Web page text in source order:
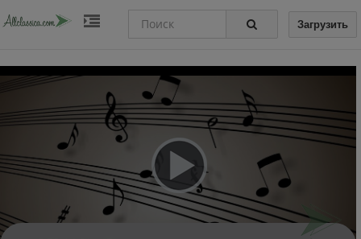
Загрузить